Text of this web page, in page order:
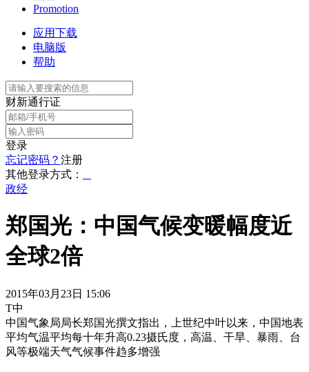
Promotion
应用下载
电脑版
帮助
财新通行证
登录
忘记密码？ 注册
其他登录方式：
政经
郑国光：中国气候变暖幅度近
全球2倍
2015年03月23日 15:06
T中
中国气象局局长郑国光撰文指出，上世纪中叶以来，中国地表
平均气温平均每十年升高0.23摄氏度，高温、干旱、暴雨、台
风等极端天气气候事件趋多增强